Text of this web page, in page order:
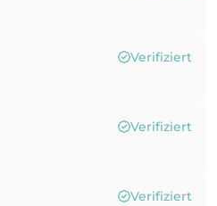
Verifiziert
Verifiziert
Verifiziert